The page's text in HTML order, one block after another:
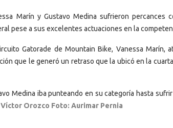
Marín y Gustavo Medina sufrieron percances
pese a sus excelentes actuaciones en la
Gatorade de Mountain Bike, Vanessa Marín,
que le generó un retraso que la ubicó en la
Medina iba punteando en su categoría hasta
Víctor Orozco Foto: Aurimar Pernia